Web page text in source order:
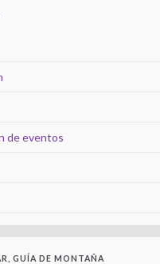
de eventos
GUÍA DE MONTAÑA